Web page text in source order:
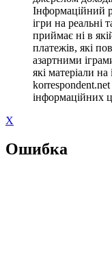
Інформаційний
ігри на реальні
приймає ні в
платежів, які
азартними
які матеріали
інформаційних
X
Ошибка